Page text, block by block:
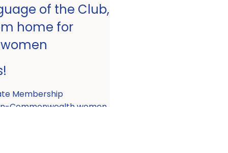
of the Club,
home for
Membership
Commonwealth women.